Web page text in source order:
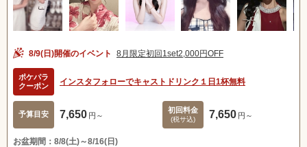
8/9(日)開催のイベント 8月限定初回1set2,000円OFF
ポケパラ
クーポン
インスタフォローでキャストドリンク１日1杯無料
予算目安 7,650 円～
初回料金
(税サ込) 7,650 円～
お盆期間：8/8(土)～8/16(日)